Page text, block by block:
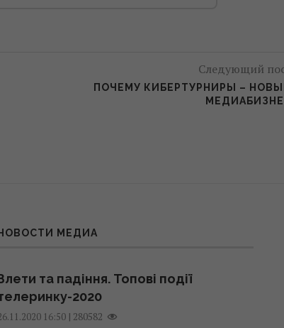
Следующий
ПОЧЕМУ КИБЕРТУРНИРЫ –
НОВОСТИ МЕДИА
та падіння. Топові події
2020
16:50| 280582